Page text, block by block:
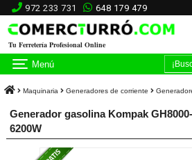
972 233 731 648 179 479
Tu Ferretería Profesional Online
Menú
Maquinaria Generadores de corriente
Generador gasolina Kompak
6200W